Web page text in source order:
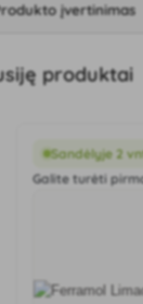
įvertinimas
produktai
Sandėlyje 2
Galite turėti